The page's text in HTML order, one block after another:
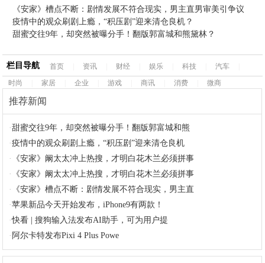
《安家》槽点不断：剧情发展不符合现实，男主直男审美引争议
疫情中的观众刷剧上瘾，“积压剧”迎来清仓良机？
甜蜜交往9年，却突然被曝分手！翻版郭富城和熊黛林？
栏目导航 首页 资讯 财经 娱乐 科技 汽车
时尚
家居 企业 游戏 商讯 消费 微商
推荐新闻
·甜蜜交往9年，却突然被曝分手！翻版郭富城和熊
·疫情中的观众刷剧上瘾，“积压剧”迎来清仓良机
·
《安家》阚太太冲上热搜，才明白花木兰必须拼事
·
《安家》阚太太冲上热搜，才明白花木兰必须拼事
·
《安家》槽点不断：剧情发展不符合现实，男主直
·苹果新品今天开始发布，iPhone9有两款！
·快看 | 搜狗输入法发布AI助手，可为用户提
· 阿尔卡特发布Pixi 4 Plus Powe